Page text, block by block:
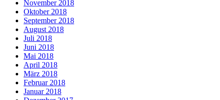
November 2018
Oktober 2018
September 2018
August 2018
Juli 2018
Juni 2018
Mai 2018
April 2018
März 2018
Februar 2018
Januar 2018